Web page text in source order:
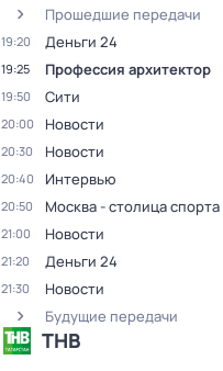
Прошедшие передачи
19:20 Деньги 24
19:25 Профессия архитектор
19:50 Сити
20:00 Новости
20:30 Новости
20:40 Интервью
20:50 Москва - столица спорта
21:00 Новости
21:20 Деньги 24
21:30
Новости
Будущие передачи
ТНВ